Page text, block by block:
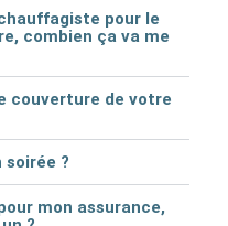
pour le
combien ça va me
couverture de votre
?
mon assurance,